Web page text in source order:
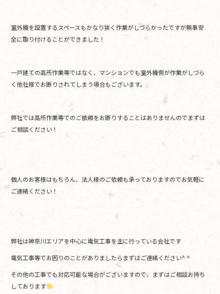
室外機を設置するスペースもかなり狭く作業がしづらかったですが無事安
全に取り付けることができました！
一戸建ての高所作業等ではなく、マンションでも室外機側が作業がしづら
く他社様でお断りされてしまう場合もございます。
弊社では高所作業等でのご依頼をお断りすることはありませんのでまずは
ご相談ください！
個人のお客様はもちろん、法人様のご依頼も承っておりますのでお気軽に
ご連絡ください！
弊社は神奈川エリアを中心に電気工事を主に行っている会社です
電気工事等でお困りのことがありましたらまずはご連絡ください^ ^
その他の工事でも対応可能な場合がございますので、まずはご相談お持ち
しております